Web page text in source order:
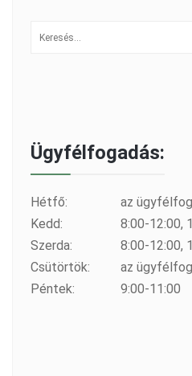
Ügyfélfogadás:
Hétfő:
az
Kedd:
8:00-12:00,
Szerda:
8:00-12:00,
Csütörtök:
az
Péntek:
9:00-11:00